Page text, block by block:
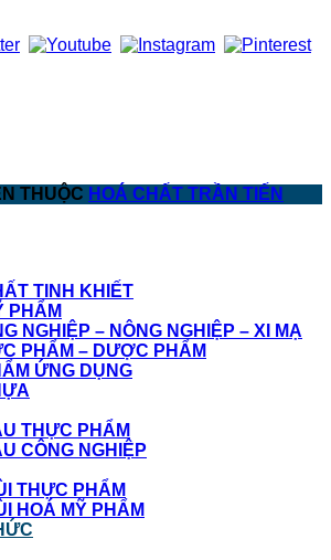
THUỘC HOÁ CHẤT TRẦN TIẾN
TINH KHIẾT
PHẨM
NGHIỆP – NÔNG NGHIỆP – XI MẠ
PHẨM – DƯỢC PHẨM
ỨNG DỤNG
THỰC PHẨM
CÔNG NGHIỆP
THỰC PHẨM
HOÁ MỸ PHẨM